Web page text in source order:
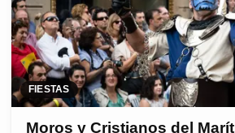
FIESTAS
Moros y Cristianos del